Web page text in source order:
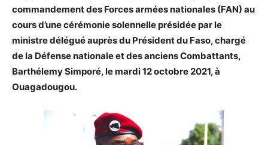
commandement des Forces armées nationales (FAN) au
cours d’une cérémonie solennelle présidée par le
ministre délégué auprès du Président du Faso, chargé
de la Défense nationale et des anciens Combattants,
Barthélemy Simporé, le mardi 12 octobre 2021, à
Ouagadougou.